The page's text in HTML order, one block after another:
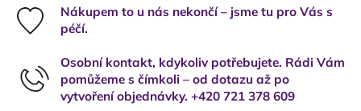
Nákupem to u nás nekončí – jsme tu pro Vás s
péčí.
Osobní kontakt, kdykoliv potřebujete. Rádi Vám
pomůžeme s čímkoli – od dotazu až po
vytvoření objednávky. +420 721 378 609